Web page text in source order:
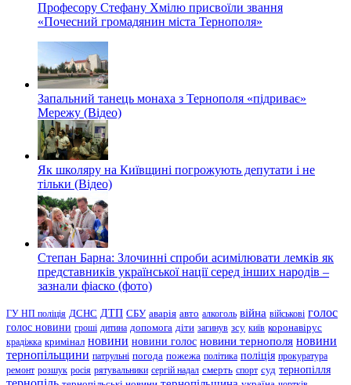
Професору Стефану Хмілю присвоїли звання
«Почесний громадянин міста Тернополя»
Запальний танець монаха з Тернополя «підриває»
Мережу (Відео)
Як школяру на Київщині погрожують депутати і не
тільки (Відео)
Степан Барна: Злочинні спроби асимілювати лемків як
представників української нації серед інших народів –
зазнали фіаско (фото)
ГУ НП поліція ДСНС ДТП СБУ аварія авто алкоголь війна військові голос
голос новини гроші дитина допомога діти загинув зсу київ коронавірус
крадіжка кримінал новини новини голос новини тернополя новини
тернопільщини патрульні погода пожежа політика поліція прокуратура
ремонт розшук росія рятувальники сергій надал смерть спорт суд тернопілля